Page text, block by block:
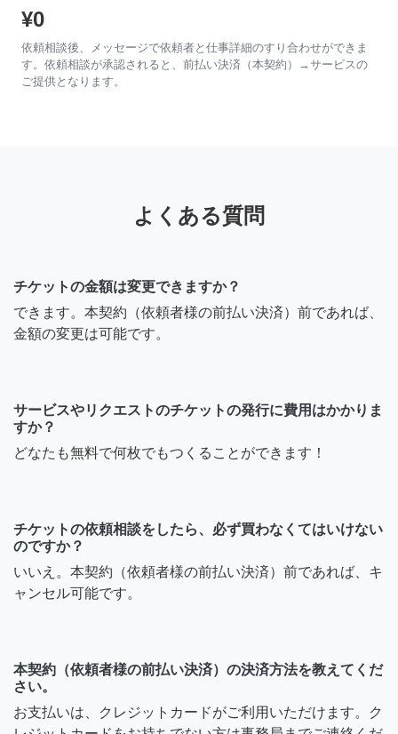
¥0
依頼相談後、メッセージで依頼者と仕事詳細のすり合わせができま
す。依頼相談が承認されると、前払い決済（本契約）→サービスの
ご提供となります。
よくある質問
チケットの金額は変更できますか？
できます。本契約（依頼者様の前払い決済）前であれば、
金額の変更は可能です。
サービスやリクエストのチケットの発行に費用はかかりま
すか？
どなたも無料で何枚でもつくることができます！
チケットの依頼相談をしたら、必ず買わなくてはいけない
のですか？
いいえ。本契約（依頼者様の前払い決済）前であれば、キ
ャンセル可能です。
本契約（依頼者様の前払い決済）の決済方法を教えてくだ
さい。
お支払いは、クレジットカードがご利用いただけます。ク